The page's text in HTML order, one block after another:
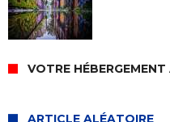
VOTRE
ARTICLE ALÉATOIRE